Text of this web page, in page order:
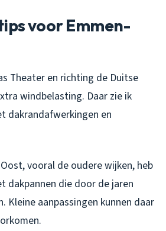
voor Emmen-
Theater en richting de Duitse
windbelasting. Daar zie ik
dakrandafwerkingen en
vooral de oudere wijken, heb
dakpannen die door de jaren
Kleine aanpassingen kunnen daar